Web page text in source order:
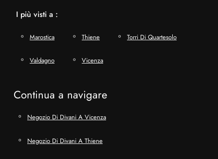
I più visti a :
Marostica Thiene Torri Di Quartesolo
Valdagno Vicenza
Continua a navigare
Negozio Di Divani A Vicenza
Negozio Di Divani A Thiene